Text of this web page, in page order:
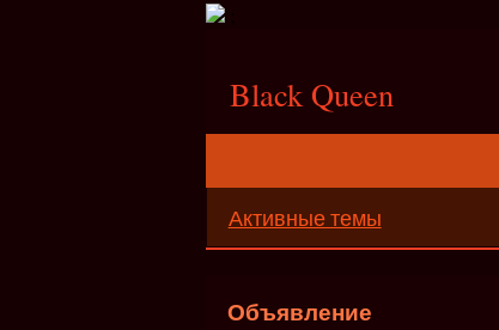
Black Queen
Активные темы
Объявление